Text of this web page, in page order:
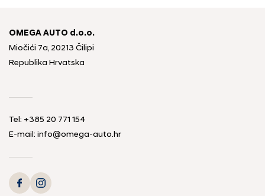
OMEGA AUTO d.o.o.
Miočići 7a, 20213 Čilipi
Republika Hrvatska
Tel: +385 20 771 154
E-mail: info@omega-auto.hr